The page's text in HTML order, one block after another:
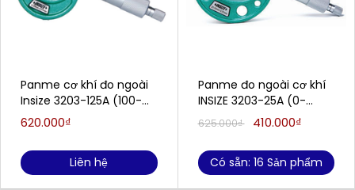
Panme cơ khí đo ngoài
Insize 3203-125A (100-
125mm/0.01mm)
620.000₫
Liên hệ
Panme đo ngoài cơ khí
INSIZE 3203-25A (0-
25mm/0.01mm)
625.000₫ 410.000₫
Có sẵn: 16 Sản phẩm